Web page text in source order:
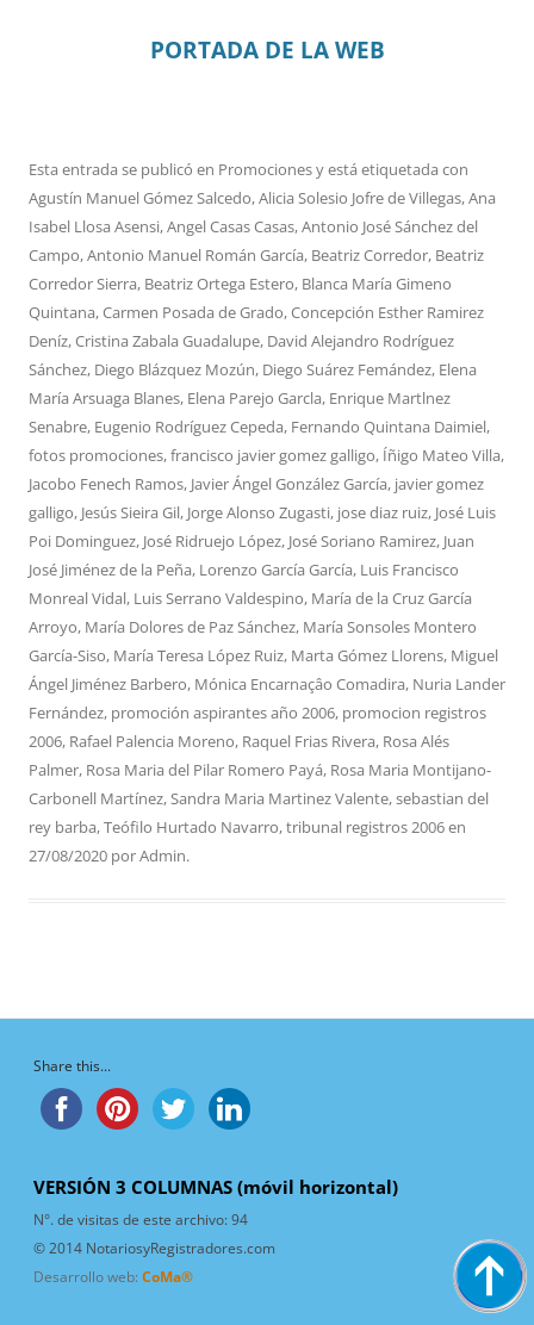
PORTADA DE LA WEB
Esta entrada se publicó en Promocionesy está etiquetada con
Agustín Manuel Gómez Salcedo,Alicia Solesio Jofre de Villegas,Ana
Isabel Llosa Asensi,Angel Casas Casas,Antonio José Sánchez del
Campo,Antonio Manuel Román García, Beatriz Corredor, Beatriz
Corredor Sierra, Beatriz Ortega Estero, Blanca María Gimeno
Quintana,Carmen Posada de Grado,Concepción Esther Ramirez
Deníz,Cristina Zabala Guadalupe, David Alejandro Rodríguez
Sánchez, Diego Blázquez Mozún, Diego Suárez Femández, Elena
María Arsuaga Blanes, Elena Parejo Garcla, Enrique Martlnez
Senabre, Eugenio Rodríguez Cepeda, Fernando Quintana Daimiel,
fotos promociones,francisco javier gomez galligo, Íñigo Mateo Villa,
Jacobo Fenech Ramos, Javier Ángel González García, javier gomez
galligo, Jesús Sieira Gil, Jorge Alonso Zugasti, jose diaz ruiz, José Luis
Poi Dominguez, José Ridruejo López, José Soriano Ramirez, Juan
José Jiménez de la Peña, Lorenzo García García, Luis Francisco
Monreal Vidal, Luis Serrano Valdespino, María de la Cruz García
Arroyo, María Dolores de Paz Sánchez, María Sonsoles Montero
García-Siso, María Teresa López Ruiz, Marta Gómez Llorens, Miguel
Ángel Jiménez Barbero, Mónica Encarnaçâo Comadira, Nuria Lander
Fernández, promoción aspirantes año 2006, promocion registros
2006, Rafael Palencia Moreno, Raquel Frias Rivera, Rosa Alés
Palmer, Rosa Maria del Pilar Romero Payá, Rosa Maria Montijano-
Carbonell Martínez,Sandra Maria Martinez Valente,sebastian del
rey barba,Teófilo Hurtado Navarro,tribunal registros 2006en
27/08/2020 porAdmin.
Share this...
VERSIÓN 3 COLUMNAS (móvil horizontal)
N°. de visitas de este archivo:94
© 2014 NotariosyRegistradores.com
Desarrollo web: CoMa®